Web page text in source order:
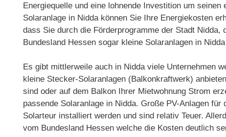
Energiequelle und eine lohnende Investition um
Solaranlage in Nidda können Sie Ihre Energiekosten
dass Sie durch die Förderprogramme der Stadt Nidda,
Bundesland Hessen sogar kleine Solaranlagen in
Es gibt mittlerweile auch in Nidda viele Unternehmen
kleine Stecker-Solaranlagen (Balkonkraftwerk)
sind oder auf dem Balkon Ihrer Mietwohnung Strom
passende Solaranlage in Nidda. Große PV-Anlagen
Solarteur installiert werden und sind relativ Teuer.
vom Bundesland Hessen welche die Kosten deutlich